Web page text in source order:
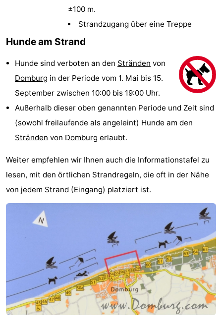
Buitenhof
Domburg
Hof
Domburg
Westhove
Hotels
Zimmer
Frühstück)
Lastminutes
Strand
Museen
Denkmäler
-
±100 m.
Strandzugang über eine Treppe
Hunde am Strand
Hunde sind verboten an den Stränden von
Domburg in der Periode vom 1. Mai bis 15.
September zwischen 10:00 bis 19:00 Uhr.
Außerhalb dieser oben genannten Periode und Zeit sind
(sowohl freilaufende als angeleint) Hunde am den
Stränden von Domburg erlaubt.
Weiter empfehlen wir Ihnen auch die Informationstafel zu
lesen, mit den örtlichen Strandregeln, die oft in der Nähe
von jedem Strand (Eingang) platziert ist.